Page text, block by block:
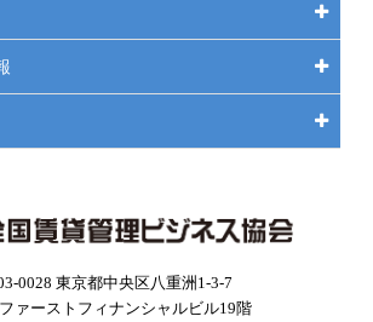
0028 東京都中央区八重洲1-3-7
ァーストフィナンシャルビル19階